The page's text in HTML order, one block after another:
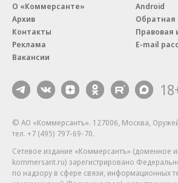
О «Коммерсанте»
Архив
Контакты
Реклама
Вакансии
Android
Обратная
Правовая
E-mail
© АО «Коммерсантъ». 127006, Москва,
тел. +7 (495) 797-69-70.
Сетевое издание «Коммерсантъ» (доменное
kommersant.ru) зарегистрировано
по надзору в сфере связи, информационных